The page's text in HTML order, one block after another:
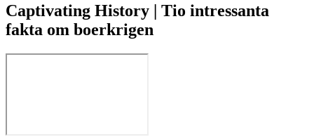
Captivating History | Tio intressanta
fakta om boerkrigen